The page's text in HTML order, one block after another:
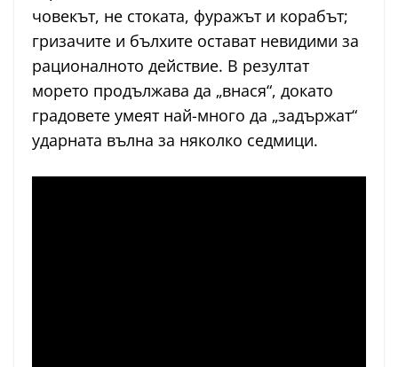
човекът, не стоката, фуражът и корабът;
гризачите и бълхите остават невидими за
рационалното действие. В резултат
морето продължава да „внася“, докато
градовете умеят най-много да „задържат“
ударната вълна за няколко седмици.